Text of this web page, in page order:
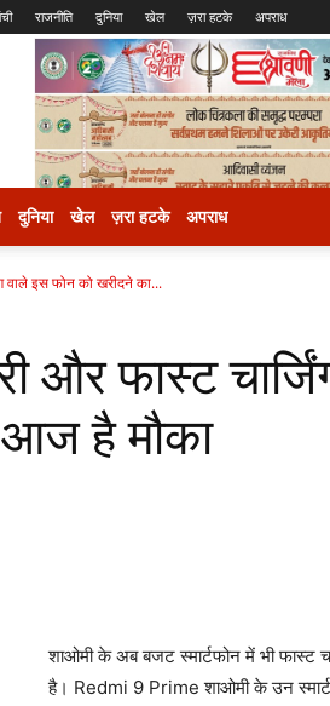
राजनीति दुनिया खेल ज़रा हटके अपराध
दुनिया खेल ज़रा हटके अपराध
वाले इस फोन को खरीदने का...
और फास्ट
है मौका
शाओमी के अब बजट स्मार्टफोन में भी फास्ट
है। Redmi 9 Prime शाओमी के उन